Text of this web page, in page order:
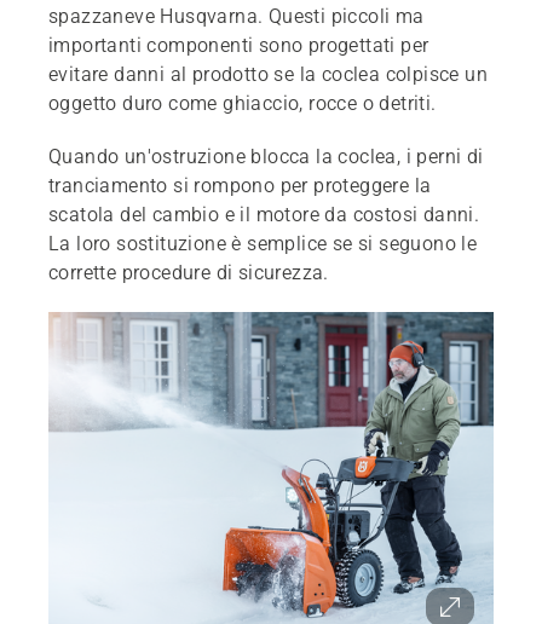
spazzaneve Husqvarna. Questi piccoli ma
importanti componenti sono progettati per
evitare danni al prodotto se la coclea colpisce un
oggetto duro come ghiaccio, rocce o detriti.
Quando un'ostruzione blocca la coclea, i perni di
tranciamento si rompono per proteggere la
scatola del cambio e il motore da costosi danni.
La loro sostituzione è semplice se si seguono le
corrette procedure di sicurezza.